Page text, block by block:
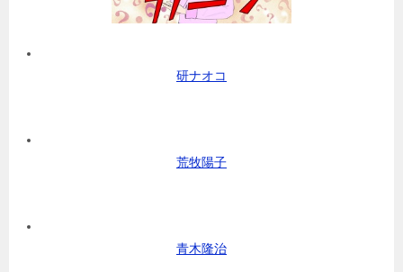
研ナオコ
荒牧陽子
青木隆治